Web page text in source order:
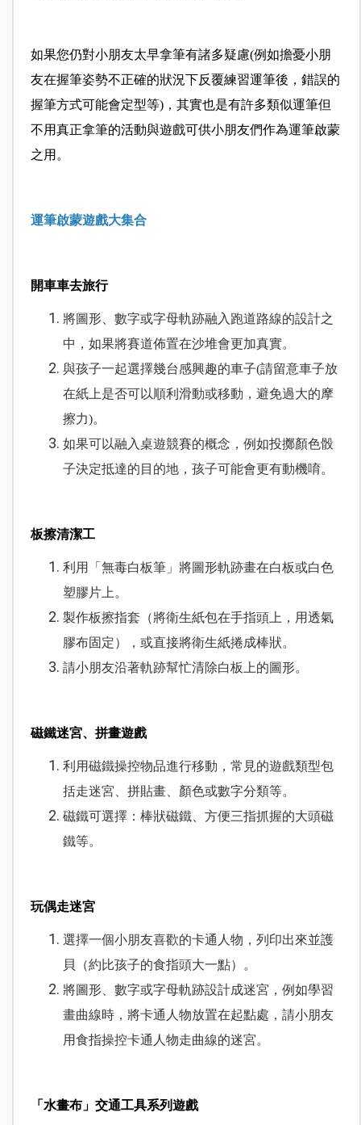
如果您仍對小朋友太早拿筆有諸多疑慮(例如擔憂小朋
友在握筆姿勢不正確的狀況下反覆練習運筆後，錯誤的
握筆方式可能會定型等)，其實也是有許多類似運筆但
不用真正拿筆的活動與遊戲可供小朋友們作為運筆啟蒙
之用。
運筆啟蒙遊戲大集合
開車車去旅行
將圖形、數字或字母軌跡融入跑道路線的設計之
中，如果將賽道佈置在沙堆會更加真實。
與孩子一起選擇幾台感興趣的車子(請留意車子放
在紙上是否可以順利滑動或移動，避免過大的摩
擦力)。
如果可以融入桌遊競賽的概念，例如投擲顏色骰
子決定抵達的目的地，孩子可能會更有動機唷。
板擦清潔工
利用「無毒白板筆」將圖形軌跡畫在白板或白色
塑膠片上。
製作板擦指套（將衛生紙包在手指頭上，用透氣
膠布固定），或直接將衛生紙捲成棒狀。
請小朋友沿著軌跡幫忙清除白板上的圖形。
磁鐵迷宮、拼畫遊戲
利用磁鐵操控物品進行移動，常見的遊戲類型包
括走迷宮、拼貼畫、顏色或數字分類等。
磁鐵可選擇：棒狀磁鐵、方便三指抓握的大頭磁
鐵等。
玩偶走迷宮
選擇一個小朋友喜歡的卡通人物，列印出來並護
貝（約比孩子的食指頭大一點）。
將圖形、數字或字母軌跡設計成迷宮， 例如學習
畫曲線時，將卡通人物放置在起點處，請小朋友
用食指操控卡通人物走曲線的迷宮。
「水畫布」交通工具系列遊戲